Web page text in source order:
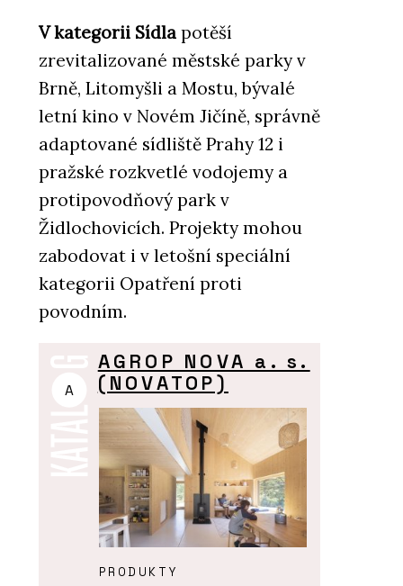
V kategorii Sídla potěší
zrevitalizované městské parky v
Brně, Litomyšli a Mostu, bývalé
letní kino v Novém Jičíně, správně
adaptované sídliště Prahy 12 i
pražské rozkvetlé vodojemy a
protipovodňový park v
Židlochovicích. Projekty mohou
zabodovat i v letošní speciální
kategorii Opatření proti
povodním.
A
AGROP NOVA a. s.
(NOVATOP)
PRODUKTY